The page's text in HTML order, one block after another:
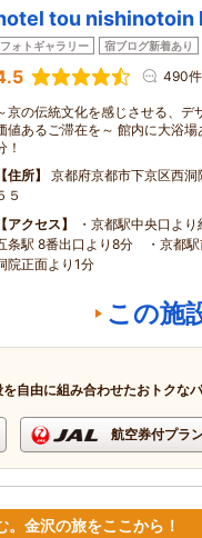
tou nishinotoin
フォトギャラリー 宿ブログ新着あり
490件
京の伝統文化を感じさせる、デ
値あるご滞在を～ 館内に大浴
！
住所
京都府京都市下京区西
５
アクセス
・京都駅中央口よ
条駅 8番出口より8分 ・京都
院正面より1分
この施
自由に組み合わせたおトクな
航空券付プラ
金沢の旅をここから！